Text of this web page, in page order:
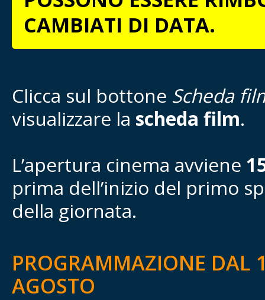
CAMBIATI DI DATA.
Clicca sul bottone Scheda
visualizzare la scheda film.
L’apertura cinema avviene
prima dell’inizio del primo
della giornata.
PROGRAMMAZIONE DAL
AGOSTO